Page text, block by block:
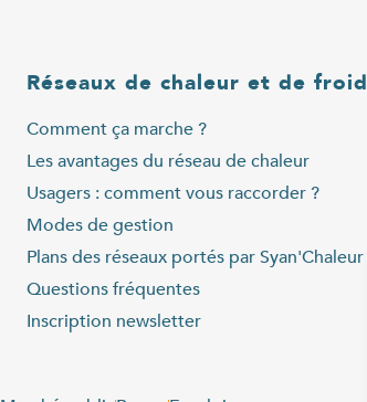
Réseaux de chaleur et de froid
Comment ça marche ?
Les avantages du réseau de chaleur
Usagers : comment vous raccorder ?
Modes de gestion
Plans des réseaux portés par Syan'Chaleur
Questions fréquentes
Inscription newsletter